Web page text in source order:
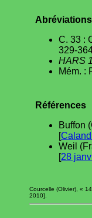
Abréviations
C. 33 :
329-
HARS
Mém. :
Références
Buffon
[
Weil
[28
Courcelle (Olivier), «
2010].